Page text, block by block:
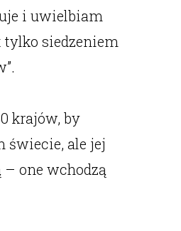
i uwielbiam
tylko siedzeniem
krajów, by
świecie, ale jej
one wchodzą